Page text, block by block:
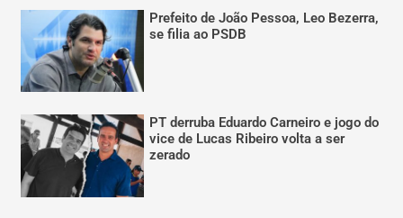
Prefeito de João Pessoa, Leo Bezerra,
se filia ao PSDB
PT derruba Eduardo Carneiro e jogo do
vice de Lucas Ribeiro volta a ser
zerado